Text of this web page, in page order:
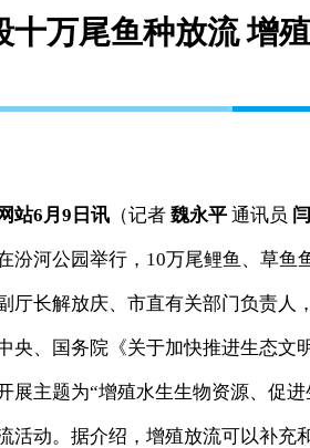
十万尾鱼种放流 增
站6月9日讯 （记者 魏永平 通讯员
汾河公园举行，10万尾鲤鱼、草
厅长解放庆、市直有关部门负责人
、国务院《关于加快推进生态文
展主题为“增殖水生生物资源、促
活动。据介绍，增殖放流可以补